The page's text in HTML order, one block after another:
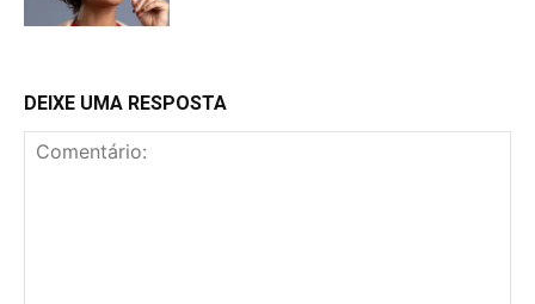
DEIXE UMA RESPOSTA